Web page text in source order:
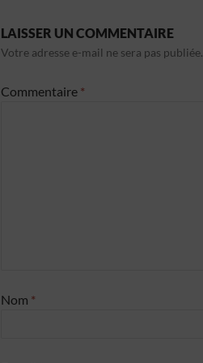
LAISSER UN COMMENTAIRE
Votre adresse e-mail ne sera pas publiée.
Commentaire *
Nom *